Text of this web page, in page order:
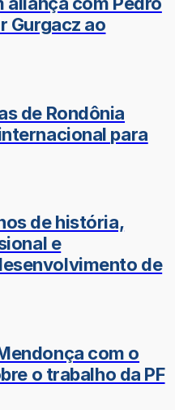
Gurgacz ao
de Rondônia
para
de história,
e
de
com o
o trabalho da PF